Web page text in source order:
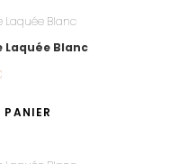
Laquée Blanc